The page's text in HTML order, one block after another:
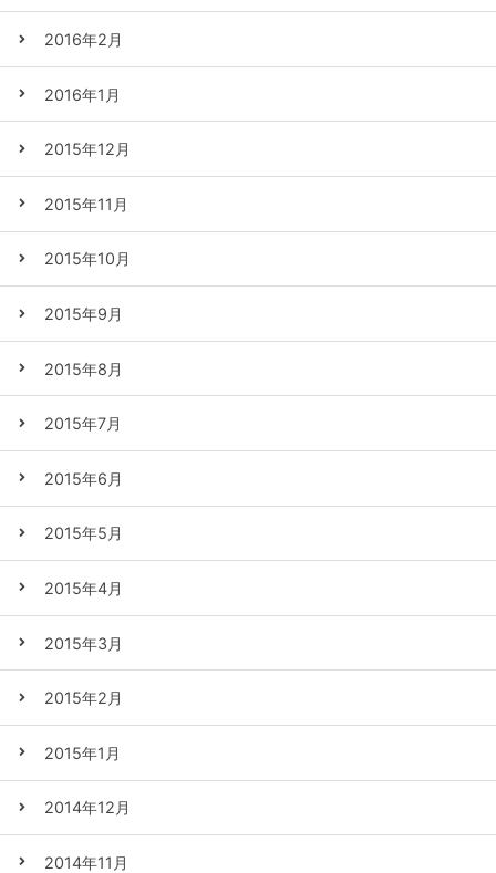
2016年2月
2016年1月
2015年12月
2015年11月
2015年10月
2015年9月
2015年8月
2015年7月
2015年6月
2015年5月
2015年4月
2015年3月
2015年2月
2015年1月
2014年12月
2014年11月